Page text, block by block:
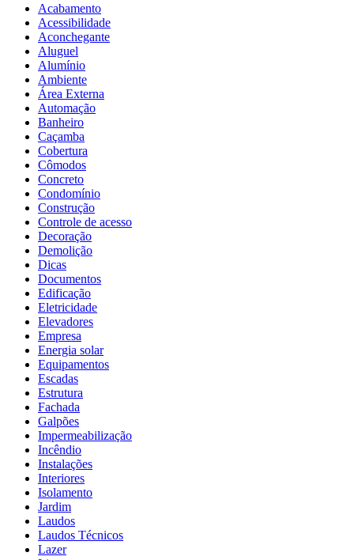
Acabamento
Acessibilidade
Aconchegante
Aluguel
Alumínio
Ambiente
Área Externa
Automação
Banheiro
Caçamba
Cobertura
Cômodos
Concreto
Condomínio
Construção
Controle de acesso
Decoração
Demolição
Dicas
Documentos
Edificação
Eletricidade
Elevadores
Empresa
Energia solar
Equipamentos
Escadas
Estrutura
Fachada
Galpões
Impermeabilização
Incêndio
Instalações
Interiores
Isolamento
Jardim
Laudos
Laudos Técnicos
Lazer